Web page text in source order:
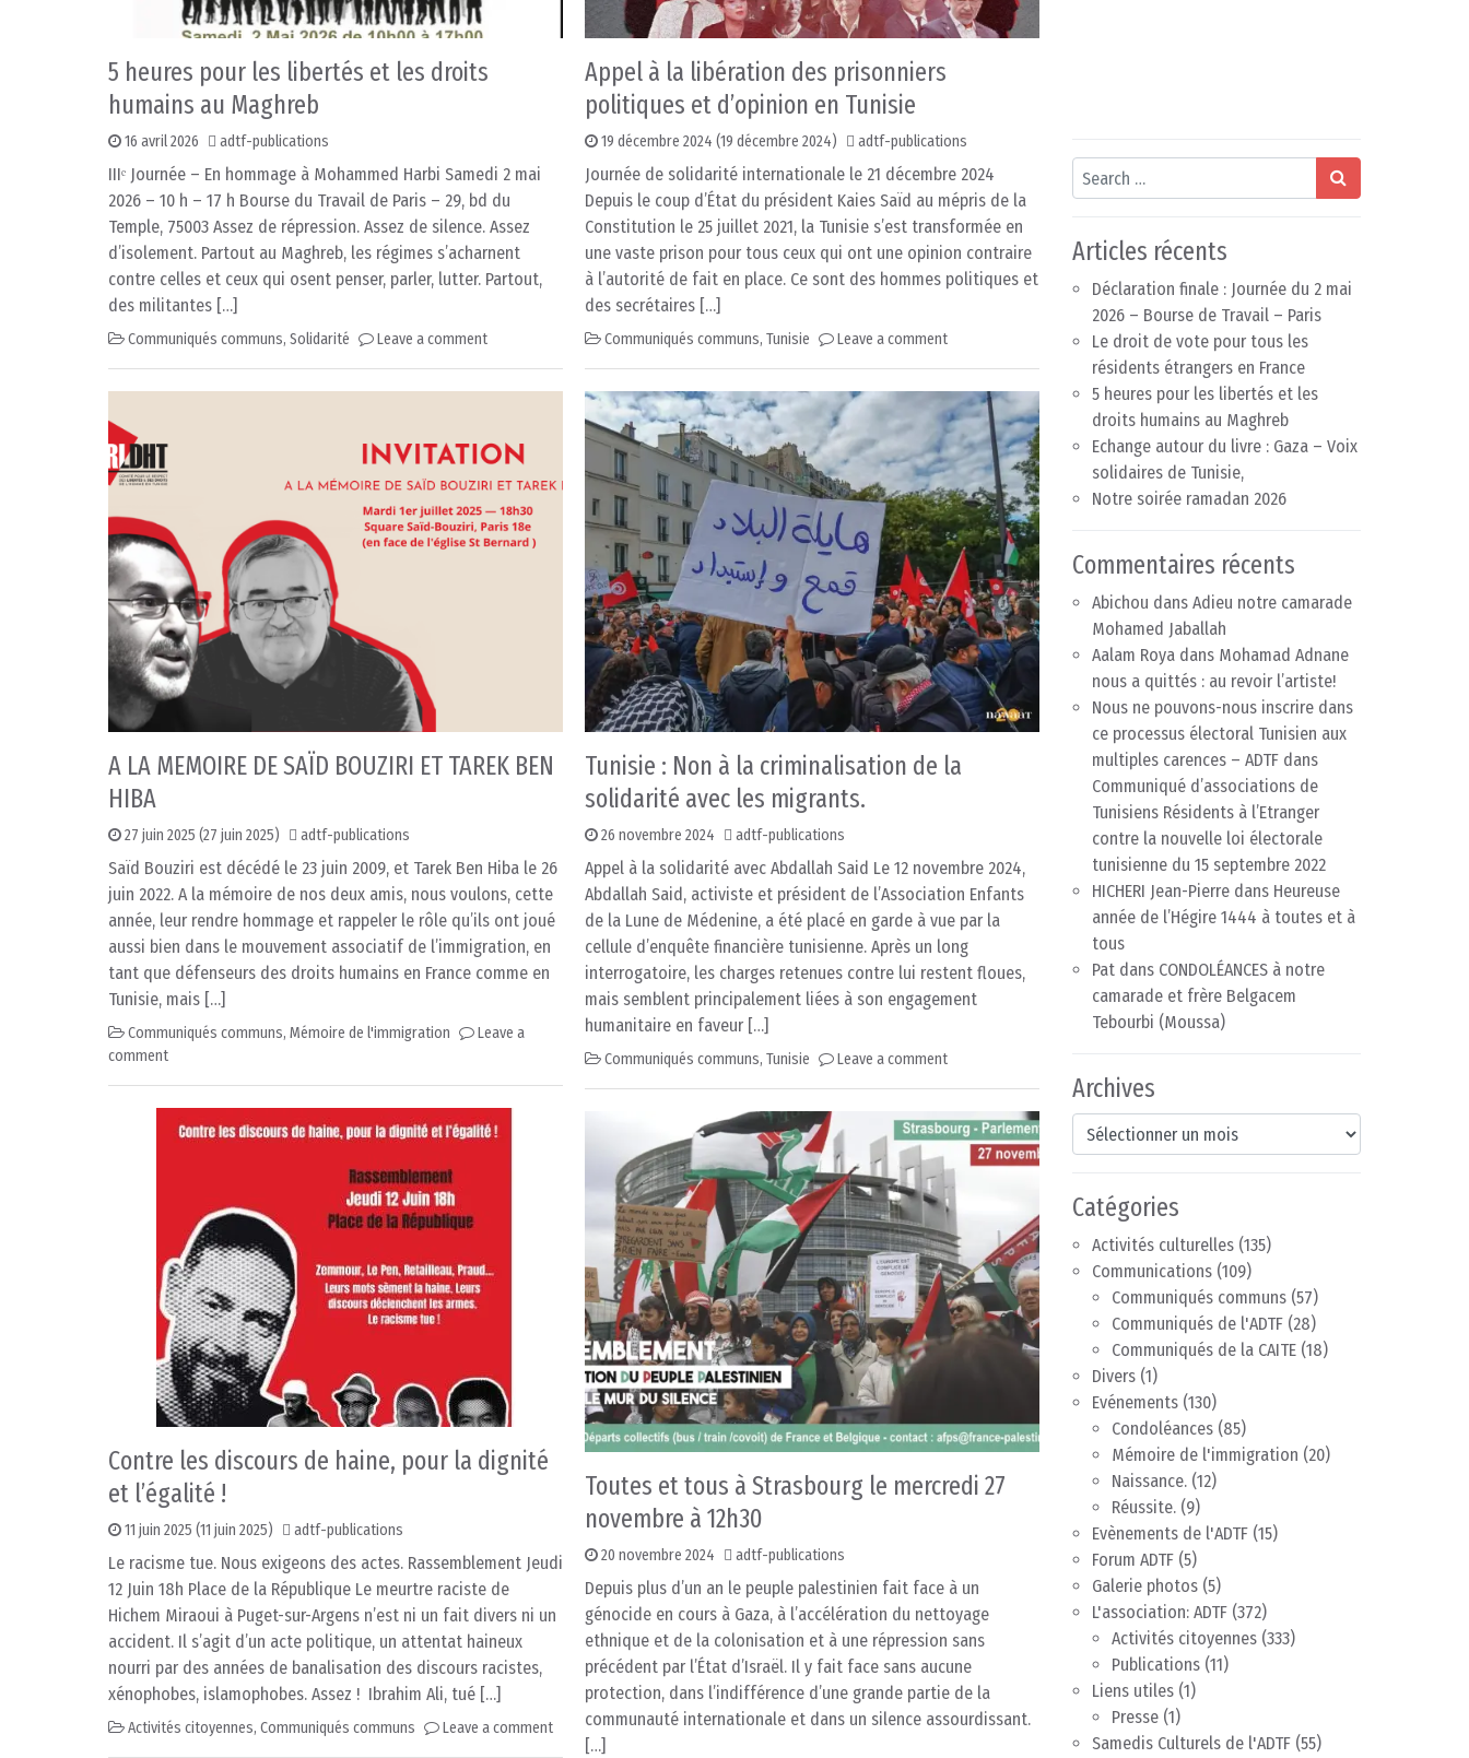
5 heures pour les libertés et les droits
humains au Maghreb
16 avril 2026 adtf-publications
IIIᵉ Journée – En hommage à Mohammed Harbi Samedi 2 mai
2026 – 10 h – 17 h Bourse du Travail de Paris – 29, bd du
Temple, 75003 Assez de répression. Assez de silence. Assez
d’isolement. Partout au Maghreb, les régimes s’acharnent
contre celles et ceux qui osent penser, parler, lutter. Partout,
des militantes […]
Communiqués communs, Solidarité Leave a comment
A LA MEMOIRE DE SAÏD BOUZIRI ET TAREK BEN
HIBA
27 juin 2025 (27 juin 2025) adtf-publications
Saïd Bouziri est décédé le 23 juin 2009, et Tarek Ben Hiba le 26
juin 2022. A la mémoire de nos deux amis, nous voulons, cette
année, leur rendre hommage et rappeler le rôle qu’ils ont joué
aussi bien dans le mouvement associatif de l’immigration, en
tant que défenseurs des droits humains en France comme en
Tunisie, mais […]
Communiqués communs, Mémoire de l'immigration
Leave a
comment
Contre les discours de haine, pour la dignité
et l’égalité !
11 juin 2025 (11 juin 2025) adtf-publications
Le racisme tue. Nous exigeons des actes. Rassemblement Jeudi
12 Juin 18h Place de la République Le meurtre raciste de
Hichem Miraoui à Puget-sur-Argens n’est ni un fait divers ni un
accident. Il s’agit d’un acte politique, un attentat haineux
nourri par des années de banalisation des discours racistes,
xénophobes, islamophobes. Assez ! Ibrahim Ali, tué […]
Activités citoyennes, Communiqués communs Leave a comment
Appel à la libération des prisonniers
politiques et d’opinion en Tunisie
19 décembre 2024 (19 décembre 2024) adtf-publications
Journée de solidarité internationale le 21 décembre 2024
Depuis le coup d’État du président Kaies Saïd au mépris de la
Constitution le 25 juillet 2021, la Tunisie s’est transformée en
une vaste prison pour tous ceux qui ont une opinion contraire
à l’autorité de fait en place. Ce sont des hommes politiques et
des secrétaires […]
Communiqués communs, Tunisie Leave a comment
Tunisie : Non à la criminalisation de la
solidarité avec les migrants.
26 novembre 2024 adtf-publications
Appel à la solidarité avec Abdallah Said Le 12 novembre 2024,
Abdallah Said, activiste et président de l’Association Enfants
de la Lune de Médenine, a été placé en garde à vue par la
cellule d’enquête financière tunisienne. Après un long
interrogatoire, les charges retenues contre lui restent floues,
mais semblent principalement liées à son engagement
humanitaire en faveur […]
Communiqués communs, Tunisie Leave a comment
Toutes et tous à Strasbourg le mercredi 27
novembre à 12h30
20 novembre 2024 adtf-publications
Depuis plus d’un an le peuple palestinien fait face à un
génocide en cours à Gaza, à l’accélération du nettoyage
ethnique et de la colonisation et à une répression sans
précédent par l’État d’Israël. Il y fait face sans aucune
protection, dans l’indifférence d’une grande partie de la
communauté internationale et dans un silence assourdissant.
[…]
Search
Articles récents
Déclaration finale : Journée du 2 mai
2026 – Bourse de Travail – Paris
Le droit de vote pour tous les
résidents étrangers en France
5 heures pour les libertés et les
droits humains au Maghreb
Echange autour du livre : Gaza – Voix
solidaires de Tunisie,
Notre soirée ramadan 2026
Commentaires récents
Abichou dans Adieu notre camarade
Mohamed Jaballah
Aalam Roya dans Mohamad Adnane
nous a quittés : au revoir l’artiste!
Nous ne pouvons-nous inscrire dans
ce processus électoral Tunisien aux
multiples carences – ADTF dans
Communiqué d’associations de
Tunisiens Résidents à l’Etranger
contre la nouvelle loi électorale
tunisienne du 15 septembre 2022
HICHERI Jean-Pierre dans Heureuse
année de l’Hégire 1444 à toutes et à
tous
Pat dans CONDOLÉANCES à notre
camarade et frère Belgacem
Tebourbi (Moussa)
Archives
Archives
Catégories
Activités culturelles (135)
Communications (109)
Communiqués communs (57)
Communiqués de l'ADTF (28)
Communiqués de la CAITE (18)
Divers (1)
Evénements (130)
Condoléances (85)
Mémoire de l'immigration (20)
Naissance. (12)
Réussite. (9)
Evènements de l'ADTF (15)
Forum ADTF (5)
Galerie photos (5)
L'association: ADTF (372)
Activités citoyennes (333)
Publications (11)
Liens utiles (1)
Presse (1)
Samedis Culturels de l'ADTF (55)